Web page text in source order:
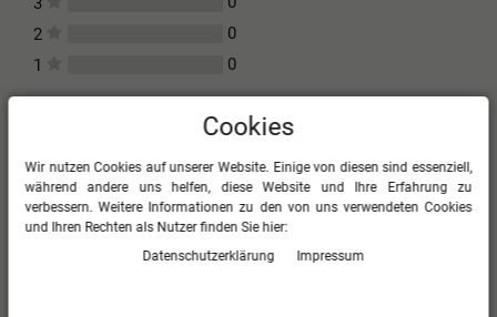
2
0
1
0
Bitte logge dich in dein Kundenkonto ein
Jetzt anmelden
Cookies
Wir nutzen Cookies auf unserer Website. Einige von diesen sind essenziell,
während andere uns helfen, diese Website und Ihre Erfahrung zu
verbessern. Weitere Informationen zu den von uns verwendeten Cookies
und Ihren Rechten als Nutzer finden Sie hier:
Daten­schutz­erklärung
Impressum